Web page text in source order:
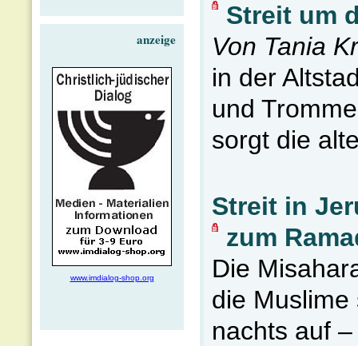
anzeige
www.imdialog-shop.org
Streit um
Von Tania
in der
und
sorgt die
Streit in
zum
Die
die
nachts auf